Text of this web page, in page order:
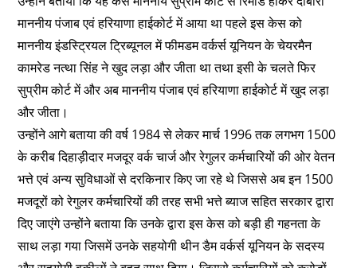
सुप्रीम कोर्ट में और अब माननीय पंजाब एवं हरियाणा हाईकोर्ट में खुद लड़ा
और जीता।
उन्होंने आगे बताया की वर्ष 1984 से लेकर मार्च 1996 तक लगभग 1500
के करीब दिहाड़ीदार मजदूर वर्क चार्ज और रेगुलर कर्मचारियों की ओर वेतन
भत्ते एवं अन्य सुविधाओं से दरकिनार किए जा रहे थे जिससे अब इन 1500
मजदूरों को रेगुलर कर्मचारियों की तरह सभी भत्ते ब्याज सहित सरकार द्वारा
दिए जाएंगे उन्होंने बताया कि उनके द्वारा इस केस को बड़ी ही गहनता के
साथ लड़ा गया जिसमें उनके सहयोगी थीन डैम वर्कर्स यूनियन के सदस्य
और सहयोगी वकीलों ने बहुत साथ दिया। जिससे कर्मचारियों को करोड़ों
रुपए का लाभ मिलेगा। इस प्रेस वार्ता में हाजिर नेतागण हरविंदर सिंह
रंधावा, जसवंत सिंह संधू, नंदलाल मेहरा, जनक राज, रणजीत सिंह, तरसेम
सिंह, रणजोध सिंह, गुरदर्शन सिंह, अवतार सिंह, विजय कुमार एवं अन्य